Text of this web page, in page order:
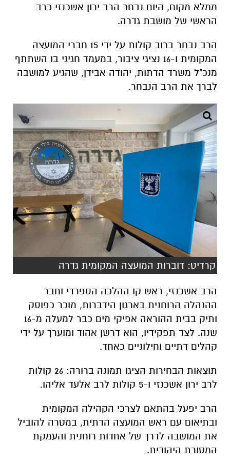
ממלא מקום, היום נבחר הרב ירון אשכנזי כרב
הראשי של מושבת גדרה.
הרב נבחר ברוב קולות על ידי 15 חברי המועצה
המקומית ו-16 נציגי ציבור, במעמד חגיגי בו השתתף
מנכ"ל משרד הדתות, יהודה אבידן, שהגיע למושבה
לברך את הרב הנבחר.
קרדיט: דוברות המועצה המקומית גדרה
הרב אשכנזי, ראש קו ההלכה הספרדי וחבר
ההנהלה הרוחנית בארגון הידברות, מוכר כפוסק
ותיק בבית ההוראה אפיקי מים כבר למעלה מ-16
שנה. לצד תפקידיו, הוא דרשן אהוד ומוערך על ידי
קהלים דתיים וחילוניים כאחד.
תוצאות הבחירות הציגו תמונה ברורה: 26 קולות
לרב ירון אשכנזי ו-5 קולות לרב אלעד אליהו.
הרב יפעל בהתאם לצרכי הקהילה המקומית
ובתיאום עם ראש המועצה הדתית, במטרה להוביל
את המושבה לדרך של אחדות רוחנית והעמקת
המסורת היהודית.